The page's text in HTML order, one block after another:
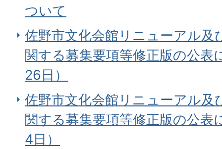
ついて
佐野市文化会館リニューアル及
関する募集要項等修正版の公表
26日）
佐野市文化会館リニューアル及
関する募集要項等修正版の公表
4日）